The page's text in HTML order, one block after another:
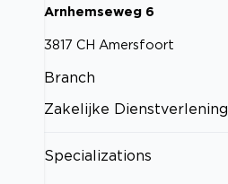
Arnhemseweg 6
3817 CH Amersfoort
Branch
Zakelijke Dienstverlening
Specializations